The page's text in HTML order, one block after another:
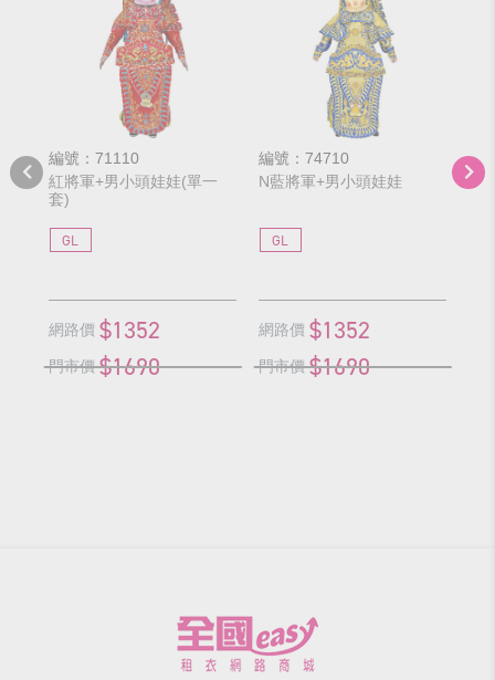
編號：71110
紅將軍+男小頭娃娃(單一
套)
GL
網路價 $1352
門市價 $1690
編號：74710
N藍將軍+男小頭娃娃
GL
網路價 $1352
門市價 $1690
編
女